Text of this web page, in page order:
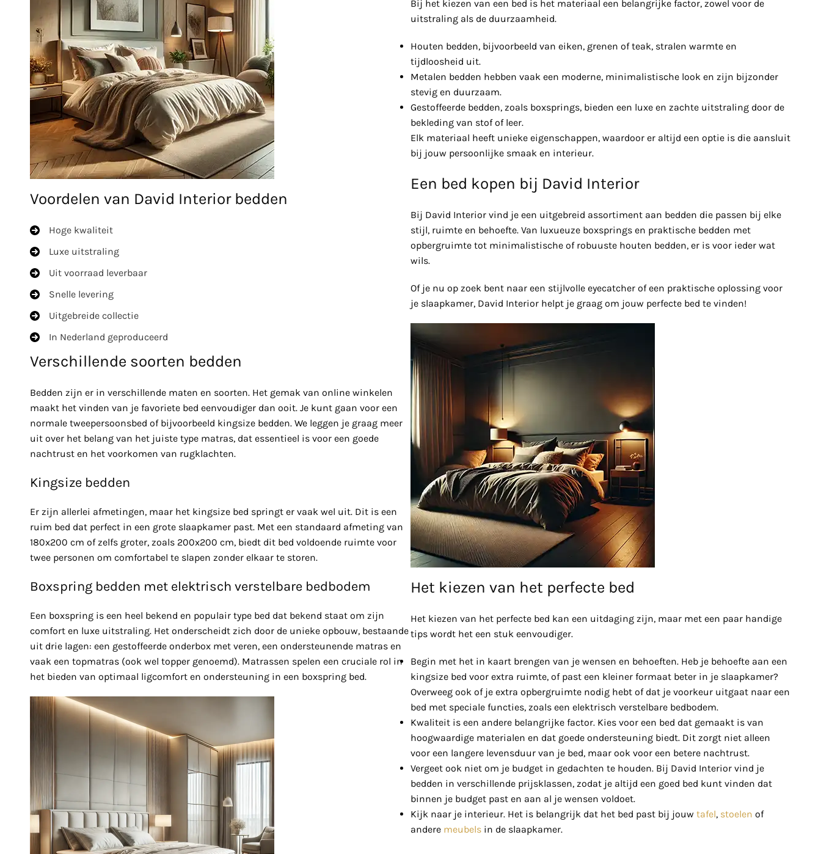
Voordelen van David Interior bedden
Hoge kwaliteit
Luxe uitstraling
Uit voorraad leverbaar
Snelle levering
Uitgebreide collectie
In Nederland geproduceerd
Verschillende soorten bedden
Bedden zijn er in verschillende maten en soorten. Het gemak van online winkelen
maakt het vinden van je favoriete bed eenvoudiger dan ooit. Je kunt gaan voor een
normale tweepersoonsbed of bijvoorbeeld kingsize bedden. We leggen je graag meer
uit over het belang van het juiste type matras, dat essentieel is voor een goede
nachtrust en het voorkomen van rugklachten.
Kingsize bedden
Er zijn allerlei afmetingen, maar het kingsize bed springt er vaak wel uit. Dit is een
ruim bed dat perfect in een grote slaapkamer past. Met een standaard afmeting van
180x200 cm of zelfs groter, zoals 200x200 cm, biedt dit bed voldoende ruimte voor
twee personen om comfortabel te slapen zonder elkaar te storen.
Boxspring bedden met elektrisch verstelbare bedbodem
Een boxspring is een heel bekend en populair type bed dat bekend staat om zijn
comfort en luxe uitstraling. Het onderscheidt zich door de unieke opbouw, bestaande
uit drie lagen: een gestoffeerde onderbox met veren, een ondersteunende matras en
vaak een topmatras (ook wel topper genoemd). Matrassen spelen een cruciale rol in
het bieden van optimaal ligcomfort en ondersteuning in een boxspring bed.
Bij het kiezen van een bed is het materiaal een belangrijke factor, zowel voor de
uitstraling als de duurzaamheid.
Houten bedden, bijvoorbeeld van eiken, grenen of teak, stralen warmte en
tijdloosheid uit.
Metalen bedden hebben vaak een moderne, minimalistische look en zijn bijzonder
stevig en duurzaam.
Gestoffeerde bedden, zoals boxsprings, bieden een luxe en zachte uitstraling door de
bekleding van stof of leer.
Elk materiaal heeft unieke eigenschappen, waardoor er altijd een optie is die aansluit
bij jouw persoonlijke smaak en interieur.
Een bed kopen bij David Interior
Bij David Interior vind je een uitgebreid assortiment aan bedden die passen bij elke
stijl, ruimte en behoefte. Van luxueuze boxsprings en praktische bedden met
opbergruimte tot minimalistische of robuuste houten bedden, er is voor ieder wat
wils.
Of je nu op zoek bent naar een stijlvolle eyecatcher of een praktische oplossing voor
je slaapkamer, David Interior helpt je graag om jouw perfecte bed te vinden!
Het kiezen van het perfecte bed
Het kiezen van het perfecte bed kan een uitdaging zijn, maar met een paar handige
tips wordt het een stuk eenvoudiger.
Begin met het in kaart brengen van je wensen en behoeften. Heb je behoefte aan een
kingsize bed voor extra ruimte, of past een kleiner formaat beter in je slaapkamer?
Overweeg ook of je extra opbergruimte nodig hebt of dat je voorkeur uitgaat naar een
bed met speciale functies, zoals een elektrisch verstelbare bedbodem.
Kwaliteit is een andere belangrijke factor. Kies voor een bed dat gemaakt is van
hoogwaardige materialen en dat goede ondersteuning biedt. Dit zorgt niet alleen
voor een langere levensduur van je bed, maar ook voor een betere nachtrust.
Vergeet ook niet om je budget in gedachten te houden. Bij David Interior vind je
bedden in verschillende prijsklassen, zodat je altijd een goed bed kunt vinden dat
binnen je budget past en aan al je wensen voldoet.
Kijk naar je interieur. Het is belangrijk dat het bed past bij jouw tafel, stoelen of
andere meubels in de slaapkamer.